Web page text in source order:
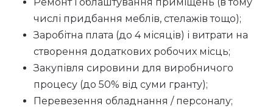
числі придбання меблів, стелажів тощо);
Заробітна плата (до 4 місяців) і витрати на
створення додаткових робочих місць;
Закупівля сировини для виробничого
процесу (до 50% від суми гранту);
Перевезення обладнання / персоналу;